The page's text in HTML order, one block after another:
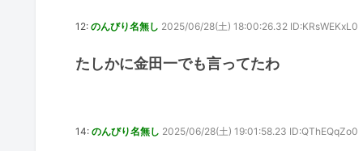
12: のんびり名無し 2025/06/28(土) 18:00:26.32 ID:KRsWEKxL0
たしかに金田一でも言ってたわ
14: のんびり名無し 2025/06/28(土) 19:01:58.23 ID:QThEQqZo0